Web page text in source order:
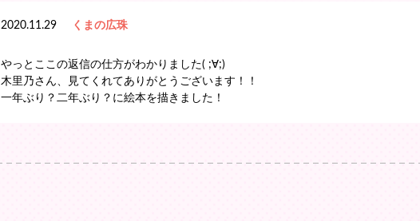
2020.11.29 くまの広珠
やっとここの返信の仕方がわかりました( ;∀;)
木里乃さん、見てくれてありがとうございます！！
一年ぶり？二年ぶり？に絵本を描きました！